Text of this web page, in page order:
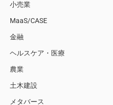
小売業
MaaS/CASE
金融
ヘルスケア・医療
農業
土木建設
メタバース